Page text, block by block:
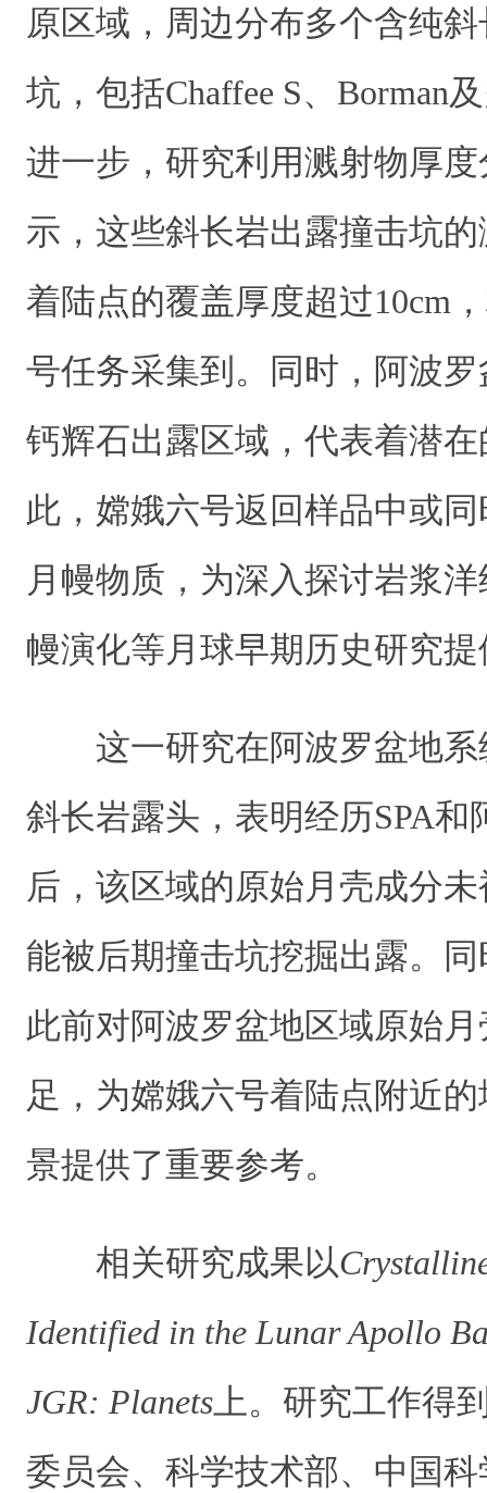
原区域，周边分布多个含纯
坑，包括Chaffee S、Borman
进一步，研究利用溅射物厚
示，这些斜长岩出露撞击坑
着陆点的覆盖厚度超过10cm
号任务采集到。同时，阿波
钙辉石出露区域，代表着潜
此，嫦娥六号返回样品中或
月幔物质，为深入探讨岩浆
幔演化等月球早期历史研究
这一研究在阿波罗盆地
斜长岩露头，表明经历SPA
后，该区域的原始月壳成分
能被后期撞击坑挖掘出露。
此前对阿波罗盆地区域原始
足，为嫦娥六号着陆点附近
景提供了重要参考。
相关研究成果以
Identified in the Lunar Apollo
JGR: Planets 上。研究工作得
委员会、科学技术部、中国